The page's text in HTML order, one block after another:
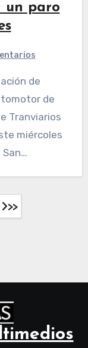
un paro
de
Tranviarios
miércoles
San…